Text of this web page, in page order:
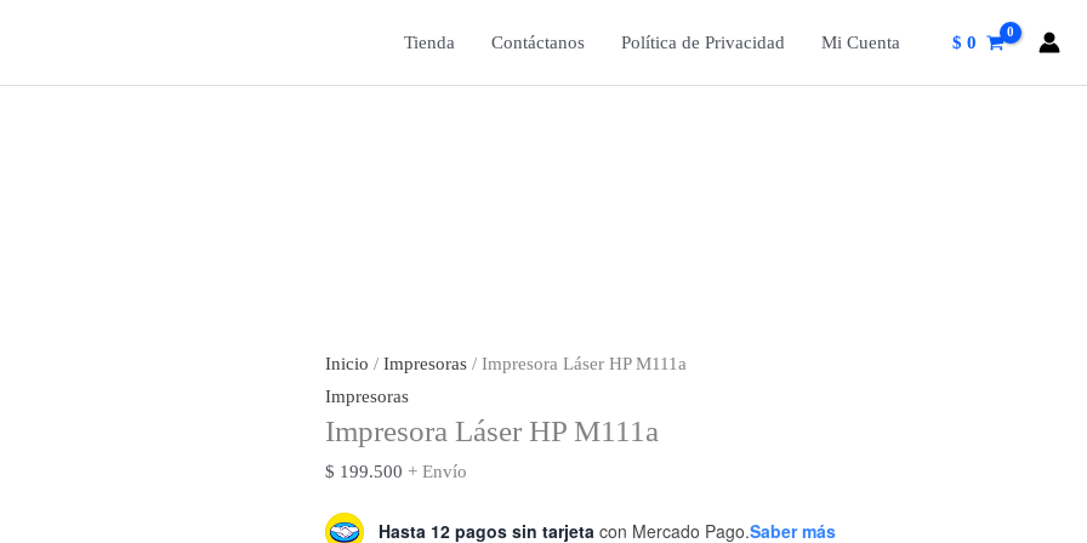
Tienda Contáctanos Política de Privacidad Mi Cuenta $ 0
Inicio / Impresoras / Impresora Láser HP M111a
Impresoras
Impresora Láser HP M111a
$ 199.500 + Envío
Hasta 12 pagos sin tarjeta con Mercado Pago.Saber más